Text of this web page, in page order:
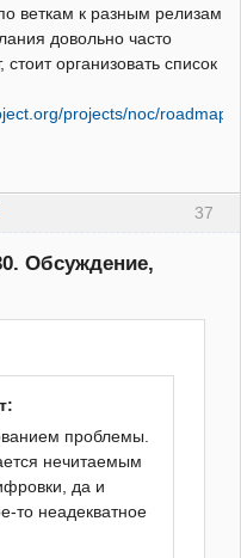
веткам к разным релизам
довольно часто
организовать список
projects/noc/roadmap
37
Обсуждение,
проблемы.
нечитаемым
да и
то неадекватное